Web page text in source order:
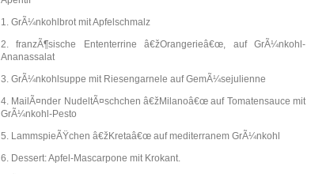
1. GrÃ¼nkohlbrot mit Apfelschmalz
2. franzÃ¶sische Ententerrine â€žOrangerieâ€œ, auf GrÃ¼nkohl-
Ananassalat
3. GrÃ¼nkohlsuppe mit Riesengarnele auf GemÃ¼sejulienne
4. MailÃ¤nder NudeltÃ¤schchen â€žMilanoâ€œ auf Tomatensauce mit
GrÃ¼nkohl-Pesto
5. LammspieÃŸchen â€žKretaâ€œ auf mediterranem GrÃ¼nkohl
6. Dessert: Apfel-Mascarpone mit Krokant.